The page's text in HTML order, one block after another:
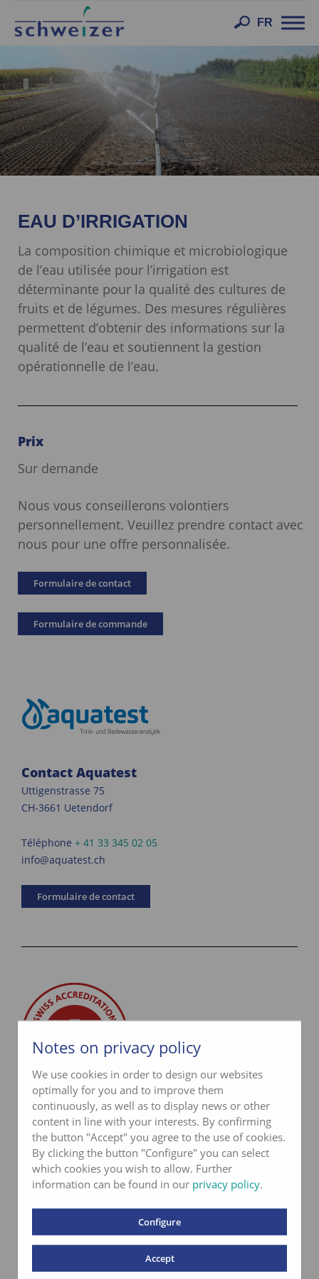
FR
EAU D’IRRIGATION
La composition chimique et microbiologique
de l’eau utilisée pour l’irrigation est
déterminante pour la qualité des cultures de
fruits et de légumes. Des mesures régulières
permettent d’obtenir des informations sur la
qualité de l’eau et soutiennent la gestion
opérationnelle de l’eau.
Prix
Sur demande
Nous vous conseillerons volontiers
personnellement. Veuillez prendre contact avec
nous pour une offre personnalisée.
Formulaire de contact
Formulaire de commande
Contact Aquatest
Uttigenstrasse 75
CH-3661 Uetendorf
Téléphone + 41 33 345 02 05
info@aquatest.ch
Formulaire de contact
Laboratoire accrédité
selon la norme
ISO 17025
Notes on privacy policy
We use cookies in order to design our websites
optimally for you and to improve them
continuously, as well as to display news or other
content in line with your interests. By confirming
the button "Accept" you agree to the use of cookies.
By clicking the button "Configure" you can select
which cookies you wish to allow. Further
information can be found in our privacy policy.
Configure
Accept